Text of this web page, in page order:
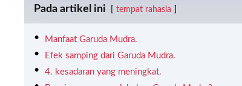
Pada artikel ini tempat rahasia
Manfaat Garuda Mudra.
Efek samping dari Garuda Mudra.
4. kesadaran yang meningkat.